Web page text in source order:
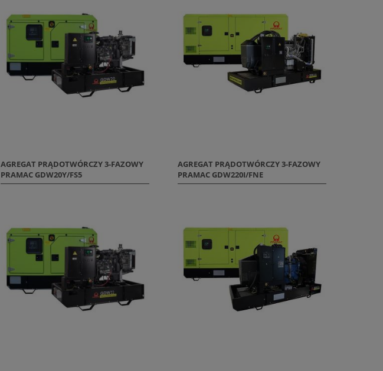
AGREGAT PRĄDOTWÓRCZY 3-FAZOWY
PRAMAC GDW20Y/FS5
AGREGAT PRĄDOTWÓRCZY 3-FAZOWY
PRAMAC GDW220I/FNE